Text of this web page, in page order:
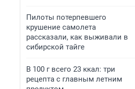
Пилоты потерпевшего
крушение самолета
рассказали, как выживали в
сибирской тайге
В 100 г всего 23 ккал: три
рецепта с главным летним